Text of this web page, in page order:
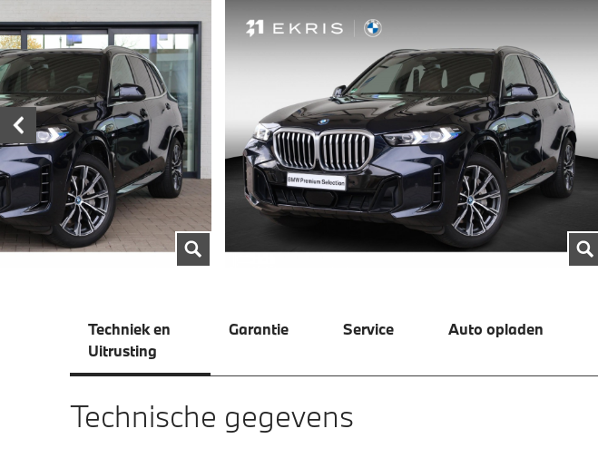
Techniek en
Uitrusting
Garantie Service Auto opladen
Technische gegevens